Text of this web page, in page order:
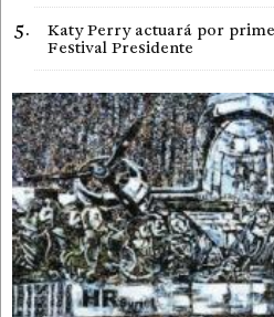
Katy Perry actuará por
Festival Presidente